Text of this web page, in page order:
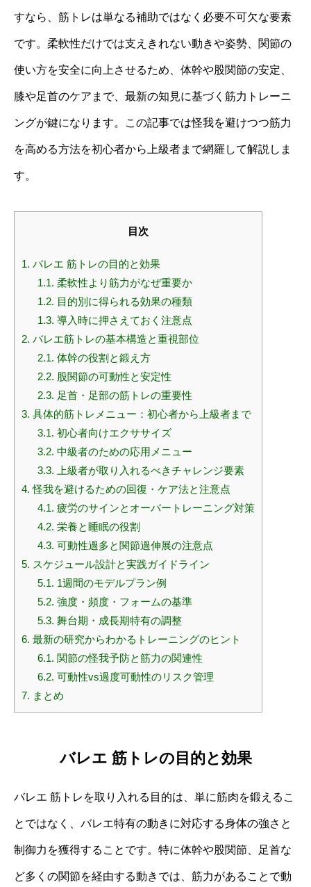
すなら、筋トレは単なる補助ではなく必要不可欠な要素
です。柔軟性だけでは支えきれない動きや姿勢、関節の
使い方を安全に向上させるため、体幹や股関節の安定、
膝や足首のケアまで、最新の知見に基づく筋力トレーニ
ングが鍵になります。この記事では怪我を避けつつ筋力
を高める方法を初心者から上級者まで網羅して解説しま
す。
目次
1. バレエ 筋トレの目的と効果
1.1. 柔軟性より筋力がなぜ重要か
1.2. 目的別に得られる効果の種類
1.3. 導入時に押さえておく注意点
2. バレエ筋トレの基本構造と重視部位
2.1. 体幹の役割と鍛え方
2.2. 股関節の可動性と安定性
2.3. 足首・足部の筋トレの重要性
3. 具体的筋トレメニュー：初心者から上級者まで
3.1. 初心者向けエクササイズ
3.2. 中級者のための応用メニュー
3.3. 上級者が取り入れるべきチャレンジ要素
4. 怪我を避けるための回復・ケア法と注意点
4.1. 疲労のサインとオーバートレーニング対策
4.2. 栄養と睡眠の役割
4.3. 可動性過多と関節過伸展の注意点
5. スケジュール設計と実践ガイドライン
5.1. 1週間のモデルプラン例
5.2. 強度・頻度・フォームの基準
5.3. 舞台期・成長期特有の調整
6. 最新の研究からわかるトレーニングのヒント
6.1. 関節の怪我予防と筋力の関連性
6.2. 可動性vs過度可動性のリスク管理
7. まとめ
バレエ 筋トレの目的と効果
バレエ 筋トレを取り入れる目的は、単に筋肉を鍛えるこ
とではなく、バレエ特有の動きに対応する身体の強さと
制御力を獲得することです。特に体幹や股関節、足首な
ど多くの関節を経由する動きでは、筋力があることで動